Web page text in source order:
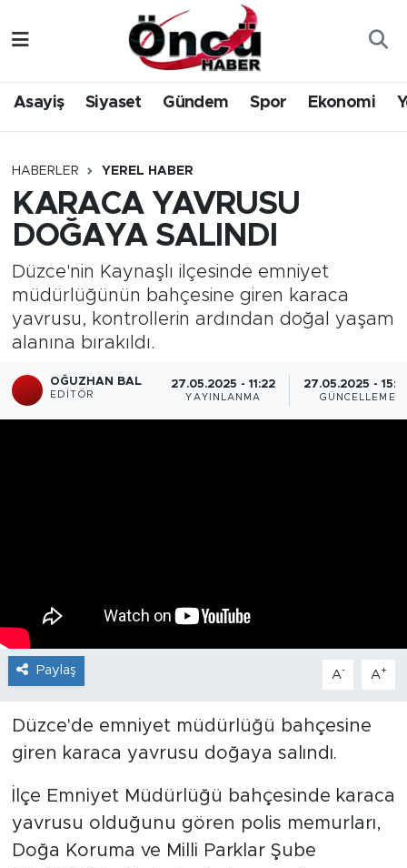
Asayiş Siyaset Gündem Spor Ekonomi
HABERLER YEREL HABER
KARACA YAVRUSU
DOĞAYA SALINDI
Düzce'nin Kaynaşlı ilçesinde emniyet
müdürlüğünün bahçesine giren karaca
yavrusu, kontrollerin ardından doğal yaşam
alanına bırakıldı.
OĞUZHAN BAL
EDITÖR
27.05.2025 - 11:22
YAYINLANMA
27.05.2025 -
GÜNCELLEME
Paylaş A- A+
Düzce'de emniyet müdürlüğü bahçesine
giren karaca yavrusu doğaya salındı.
İlçe Emniyet Müdürlüğü bahçesinde karaca
yavrusu olduğunu gören polis memurları,
Doğa Koruma ve Milli Parklar Şube
Gündem
Spor
Yerel Haber
Öncü Radyo Dinle
Öncü TV İzle
Düzce Nöbetçi Eczaneler
Düzce Hava Durumu
Düzce Trafik Yoğunluk Haritası
Tüm Manşetler
Son Dakika Haberleri
Haber Arşivi